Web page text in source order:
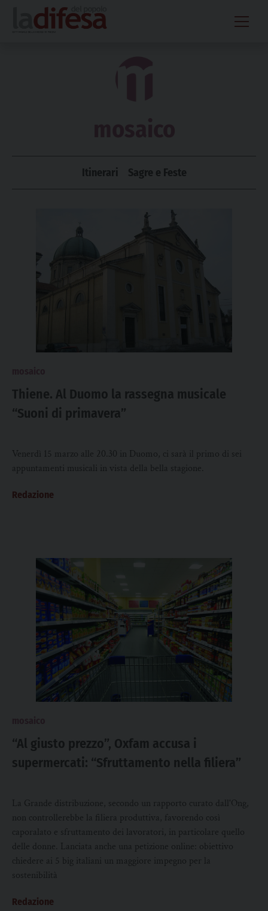
content
Itinerari Sagre e Feste
Thiene. Al Duomo la rassegna musicale
“Suoni di primavera”
Venerdì 15 marzo alle 20.30 in Duomo, ci sarà il primo di sei
appuntamenti musicali in vista della bella stagione.
Redazione
“Al giusto prezzo”, Oxfam accusa i
supermercati: “Sfruttamento nella filiera”
La Grande distribuzione, secondo un rapporto curato dall'Ong,
non controllerebbe la filiera produttiva, favorendo così
caporalato e sfruttamento dei lavoratori, in particolare quello
delle donne. Lanciata anche una petizione online: obiettivo
chiedere ai 5 big italiani un maggiore impegno per la
sostenibilità
Redazione